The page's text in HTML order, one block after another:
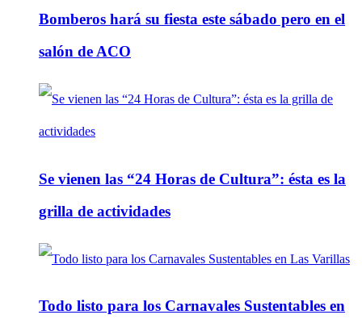
Bomberos hará su fiesta este sábado pero en el
salón de ACO
Se vienen las “24 Horas de Cultura”: ésta es la
grilla de actividades
Todo listo para los Carnavales Sustentables en